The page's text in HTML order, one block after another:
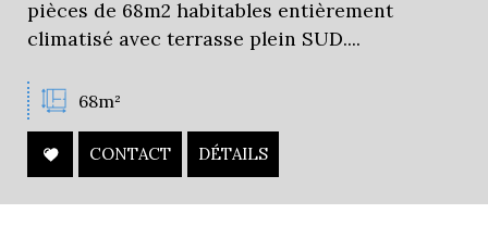
pièces de 68m2 habitables entièrement
climatisé avec terrasse plein SUD....
68m²
CONTACT DÉTAILS